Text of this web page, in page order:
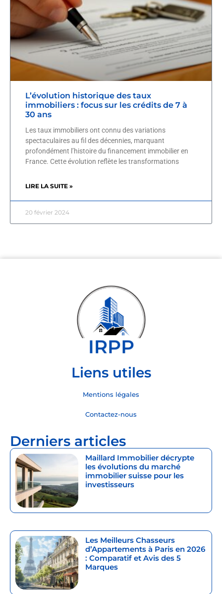
L’évolution historique des taux
immobiliers : focus sur les crédits de 7 à
30 ans
Les taux immobiliers ont connu des variations
spectaculaires au fil des décennies, marquant
profondément l’histoire du financement immobilier en
France. Cette évolution reflète les transformations
LIRE LA SUITE »
20 février 2024
Liens utiles
Mentions légales
Contactez-nous
Derniers articles
Maillard Immobilier décrypte
les évolutions du marché
immobilier suisse pour les
investisseurs
Les Meilleurs Chasseurs
d’Appartements à Paris en 2026
: Comparatif et Avis des 5
Marques